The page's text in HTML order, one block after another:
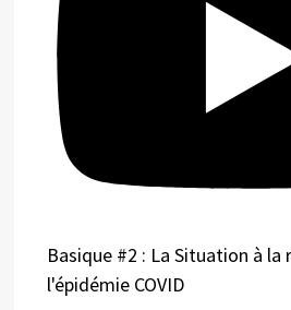
Basique #2 : La Situation à la
l'épidémie COVID